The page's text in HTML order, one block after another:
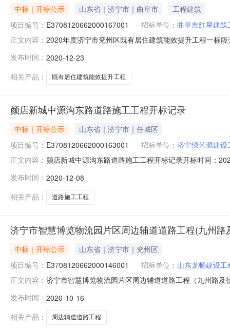
中标｜开标公示 山东省｜济宁市｜曲阜市
工程建筑
项目编号： E3708120662000167001 招标单位： 曲阜市红星建筑
正文内容： 2020年度济宁市兖州区既有居住建筑能效提升工程一标
公司7582337.490天3滕州建工建设集团有限公司
发布时间： 2020-12-23
相关产品：
既有居住建筑能效提升工程
颜店新城中源沟东路道路施工工程开标记录
中标｜开标公示
山东省｜济宁市｜任城区
项目编号： E3708120662000163001 招标单位： 济宁绿艺源建
正文内容： 颜店新城中源沟东路道路施工工程开标记录开标时间：
天3山东龙畅建设工程有限公司4334354.660天4济宁金
发布时间： 2020-12-08
相关产品：
道路施工工程
济宁市智慧博览物流园片区周边辅道道路工程(九州
中标｜开标公示
山东省｜济宁市｜兖州区
项目编号： E3708120662000146001 招标单位： 山东龙畅建设
正文内容： 济宁市智慧博览物流园片区周边辅道道路工程（九州路
兖州区华一建筑安装有限公司8891638.860天3山东兖州
发布时间： 2020-10-16
相关产品：
周边辅道道路工程